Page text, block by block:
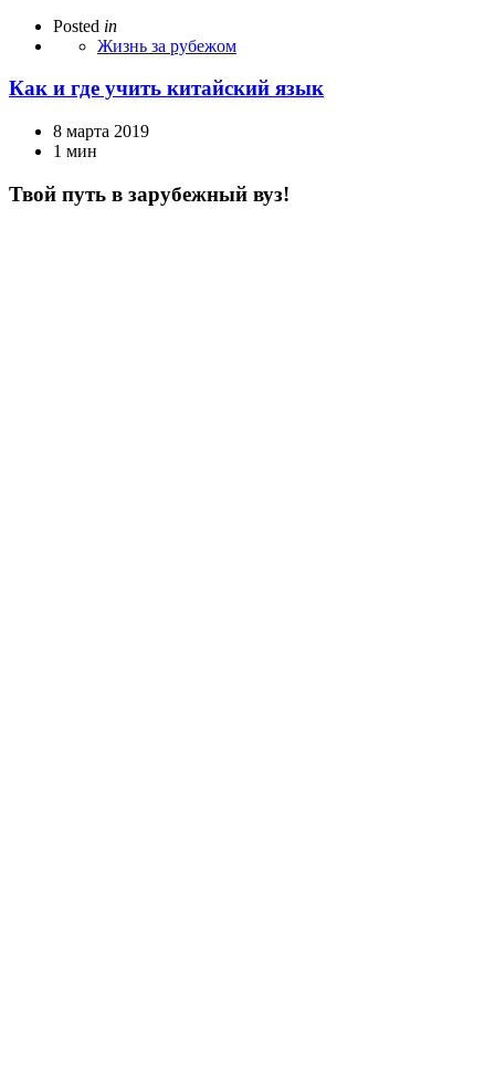
Posted in
Жизнь за рубежом
Как и где учить китайский язык
8 марта 2019
1 мин
Твой путь в зарубежный вуз!